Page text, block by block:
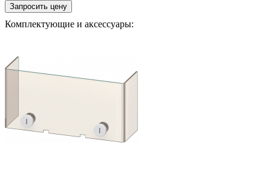
Запросить цену
Комплектующие и аксессуары: